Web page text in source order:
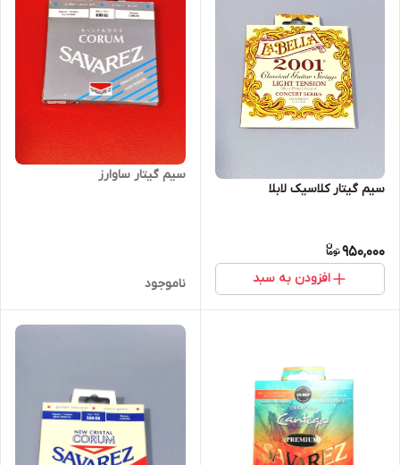
سیم گیتار کلاسیک لابلا
950,000
افزودن به سبد
سیم گیتار ساوارز
ناموجود